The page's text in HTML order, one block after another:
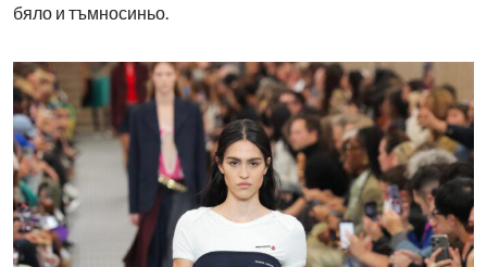
бяло и тъмносиньо.